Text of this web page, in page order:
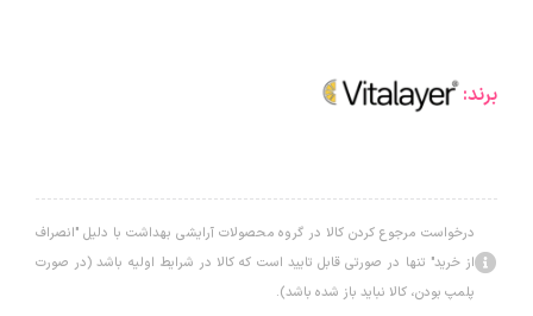
برند:
درخواست مرجوع کردن کالا در گروه محصولات آرایشی بهداشت با دلیل "انصراف
از خرید" تنها در صورتی قابل تایید است که کالا در شرایط اولیه باشد (در صورت
پلمپ بودن، کالا نباید باز شده باشد).